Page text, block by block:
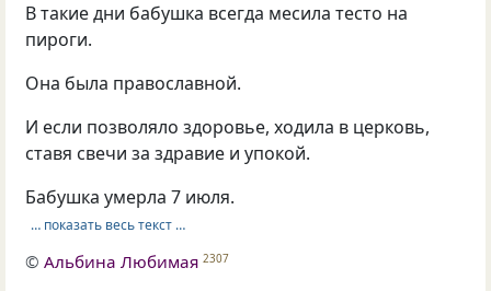
В такие дни бабушка всегда месила тесто на
пироги.
Она была православной.
И если позволяло здоровье, ходила в церковь,
ставя свечи за здравие и упокой.
Бабушка умерла 7 июля.
… показать весь текст …
©Альбина Любимая 2307